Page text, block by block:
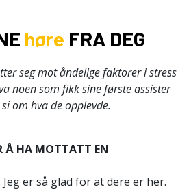
høre FRA DEG
seg mot åndelige faktorer i stress
noen som fikk sine første assister
om hva de opplevde.
Å HA MOTTATT EN
er så glad for at dere er her.